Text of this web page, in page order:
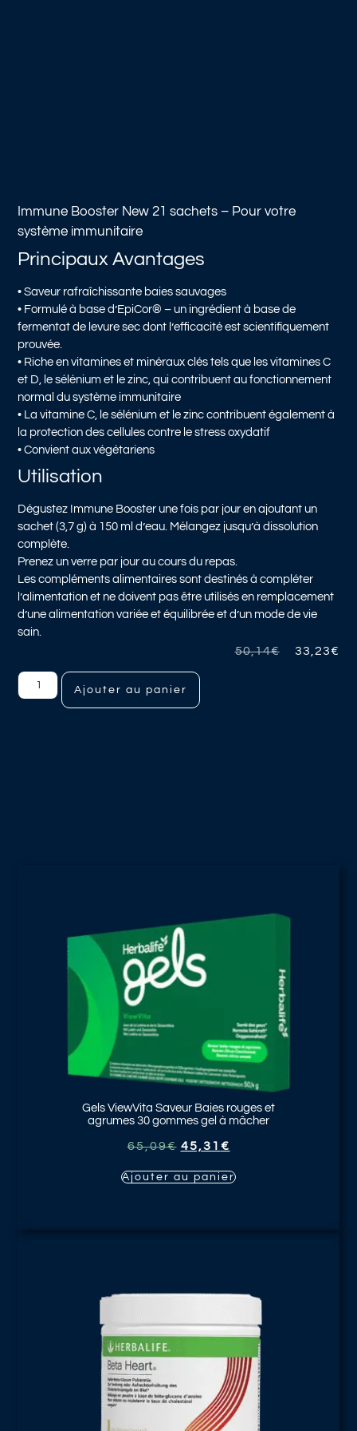
Immune Booster New 21 sachets – Pour votre
système immunitaire
Principaux Avantages
• Saveur rafraîchissante baies sauvages
• Formulé à base d’EpiCor® – un ingrédient à base de
fermentat de levure sec dont l’efficacité est scientifiquement
prouvée.
• Riche en vitamines et minéraux clés tels que les vitamines C
et D, le sélénium et le zinc, qui contribuent au fonctionnement
normal du système immunitaire
• La vitamine C, le sélénium et le zinc contribuent également à
la protection des cellules contre le stress oxydatif
• Convient aux végétariens
Utilisation
Dégustez Immune Booster une fois par jour en ajoutant un
sachet (3,7 g) à 150 ml d’eau. Mélangez jusqu’à dissolution
complète.
Prenez un verre par jour au cours du repas.
Les compléments alimentaires sont destinés à compléter
l’alimentation et ne doivent pas être utilisés en remplacement
d’une alimentation variée et équilibrée et d’un mode de vie
sain.
50,14€ 33,23€
Ajouter au panier
Gels ViewVita Saveur Baies rouges et
agrumes 30 gommes gel à mâcher
65,09€ 45,31 €
Ajouter au panier